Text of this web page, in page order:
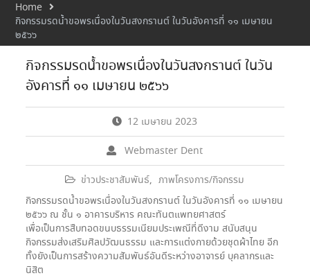
Home
กิจกรรมรดน้ำขอพรเนื่องในวันสงกรานต์ ในวันอังคารที่ ๑๑ เมษายน
๒๕๖๖
กิจกรรมรดน้ำขอพรเนื่องในวันสงกรานต์ ในวัน
อังคารที่ ๑๑ เมษายน ๒๕๖๖
12 เมษายน 2023
Webmaster Dent
ข่าวประชาสัมพันธ์, ภาพโครงการ/กิจกรรม
กิจกรรมรดน้ำขอพรเนื่องในวันสงกรานต์ ในวันอังคารที่ ๑๑ เมษายน
๒๕๖๖ ณ ชั้น ๑ อาคารบริหาร คณะทันตแพทยศาสตร์
เพื่อเป็นการสืบทอดขนบธรรมเนียมประเพณีที่ดีงาม สนับสนุน
กิจกรรมส่งเสริมศิลปวัฒนธรรม และการแต่งกายด้วยชุดผ้าไทย อีก
ทั้งยังเป็นการสร้างความสัมพันธ์อันดีระหว่างอาจารย์ บุคลากรและ
นิสิต